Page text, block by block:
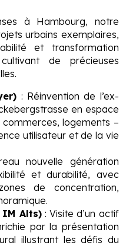
à Hambourg, notre
urbains exemplaires,
et transformation
de précieuses
: Réinvention de l’ex-
en espace
logements –
utilisateur et de la vie
nouvelle génération
et durabilité, avec
de concentration,
IM Alts): Visite d’un actif
par la présentation
illustrant les défis du